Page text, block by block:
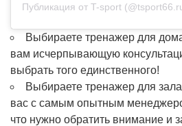
Публикация от T-sport
Выбираете тренажер для
вам исчерпывающую
выбрать того единственного!
Выбираете тренажер для
вас с самым опытным
что нужно обратить внимание и